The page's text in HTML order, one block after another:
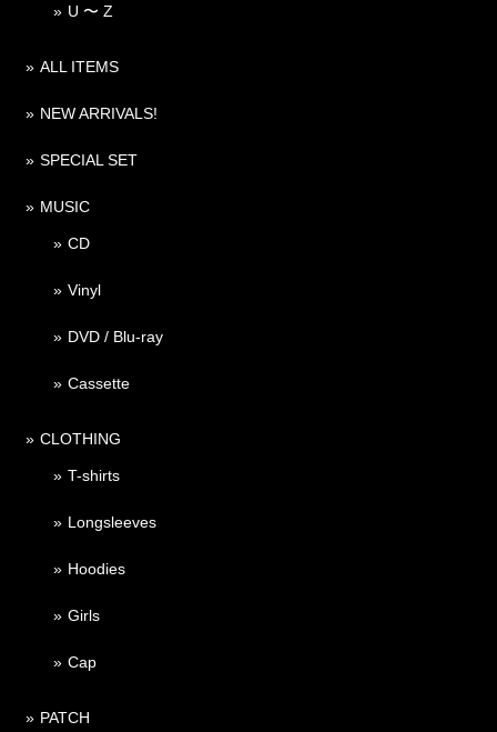
U 〜 Z
ALL ITEMS
NEW ARRIVALS!
SPECIAL SET
MUSIC
CD
Vinyl
DVD / Blu-ray
Cassette
CLOTHING
T-shirts
Longsleeves
Hoodies
Girls
Cap
PATCH